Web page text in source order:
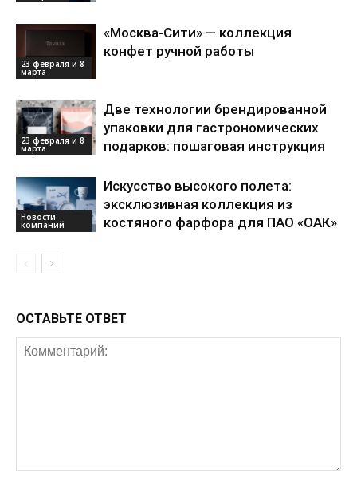
23 февраля и 8
марта
«Москва-Сити» — коллекция
конфет ручной работы
23 февраля и 8
марта
Две технологии брендированной
упаковки для гастрономических
подарков: пошаговая инструкция
Новости
компаний
Искусство высокого полета:
эксклюзивная коллекция из
костяного фарфора для ПАО «ОАК»
ОСТАВЬТЕ ОТВЕТ